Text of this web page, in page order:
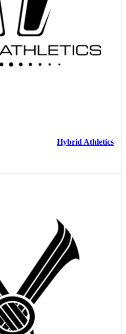
Hybrid Athletics